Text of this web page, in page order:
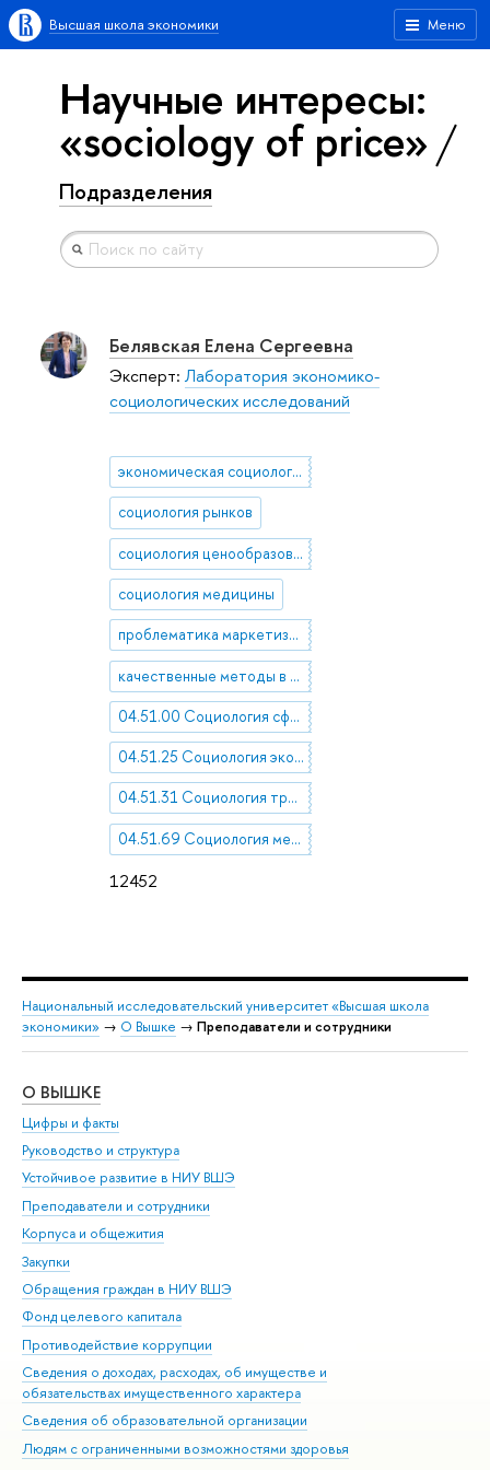
Меню
Высшая школа экономики
Научные интересы:
«sociology of price»
Подразделения
12452
Белявская Елена Сергеевна
Эксперт: Лаборатория экономико-
социологических исследований
экономическая социология
социология рынков
социология ценообразования
социология медицины
проблематика маркетизации жизненно важных благ
качественные методы в социологических исследованиях
04.51.00 Социология сфер социальной жизни, социальных явлений и институтов
04.51.25 Социология экономики
04.51.31 Социология труда, профессий и занятий
04.51.69 Социология медицины и здравоохранения
Национальный исследовательский университет «Высшая школа
экономики» → О Вышке → Преподаватели и сотрудники
О ВЫШКЕ
Цифры и факты
Руководство и структура
Устойчивое развитие в НИУ ВШЭ
Преподаватели и сотрудники
Корпуса и общежития
Закупки
Обращения граждан в НИУ ВШЭ
Фонд целевого капитала
Противодействие коррупции
Сведения о доходах, расходах, об имуществе и
обязательствах имущественного характера
Сведения об образовательной организации
Людям с ограниченными возможностями здоровья